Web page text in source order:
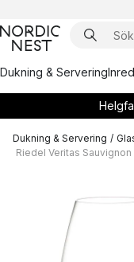
Dukning & Servering
Dukning & Servering /
Riedel Veritas